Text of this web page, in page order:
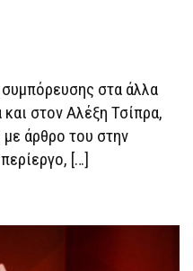
ΜΑΓΑΖΙΆ”,
στα άλλα
στον Αλέξη Τσίπρα,
άρθρο του στην
[…]